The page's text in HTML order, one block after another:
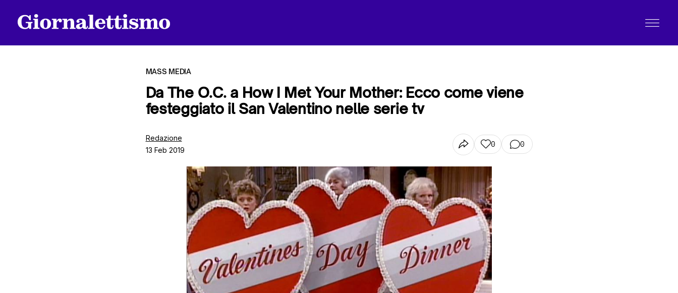
MASS MEDIA
Da The O.C. a How I Met Your Mother: Ecco come viene
festeggiato il San Valentino nelle serie tv
Redazione
13 Feb 2019
0 0